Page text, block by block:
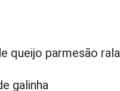
queijo parmesão
galinha